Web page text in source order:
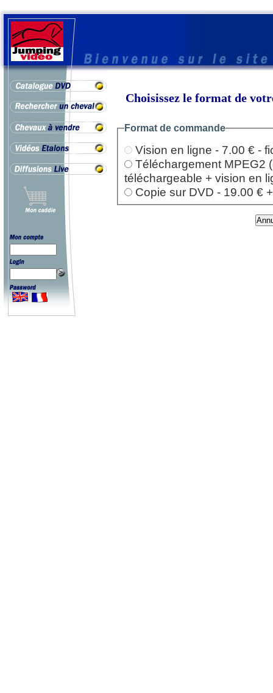
Choisissez le format de
Format de commande
Vision en ligne - 7.00 € -
Téléchargement MPEG2
téléchargeable + vision en
Copie sur DVD - 19.00 €